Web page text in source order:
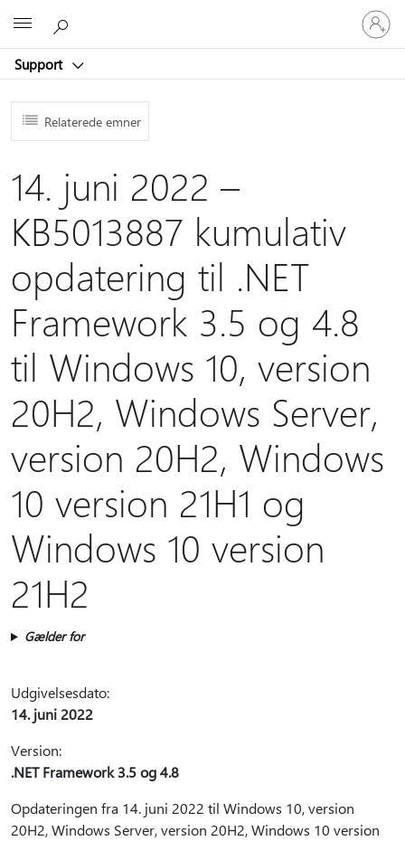
Support
Log
på
din
Relaterede emner
14. juni 2022 –
KB5013887 kumulativ
opdatering til .NET
Framework 3.5 og 4.8
til Windows 10, version
20H2, Windows Server,
version 20H2, Windows
10 version 21H1 og
Windows 10 version
21H2
Gælder for
Udgivelsesdato:
14. juni 2022
Version:
.NET Framework 3.5 og 4.8
Opdateringen fra 14. juni 2022 til Windows 10, version
20H2, Windows Server, version 20H2, Windows 10 version